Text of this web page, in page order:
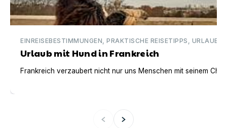
EINREISEBESTIMMUNGEN, PRAKTISCHE REISETIPPS,
Urlaub mit Hund in Frankreich
Frankreich verzaubert nicht nur uns Menschen mit seinem